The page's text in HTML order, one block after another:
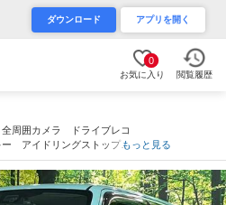
ダウンロード アプリを開く
0
お気に入り 閲覧履歴
周囲カメラ ドライブレコ
ー アイドリングストップ
島県）
もっと見る